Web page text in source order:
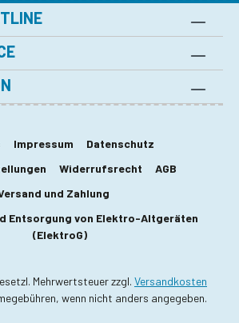
Impressum
Datenschutz
Widerrufsrecht
AGB
und Zahlung
Entsorgung von Elektro-Altgeräten
(ElektroG)
Mehrwertsteuer zzgl. Versandkosten
wenn nicht anders angegeben.